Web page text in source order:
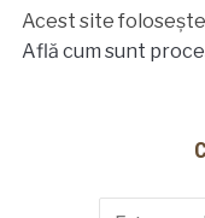
Acest site
Află cum sunt